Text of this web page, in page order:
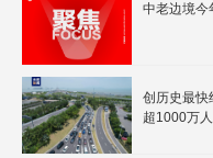
中老边境今
创历史最快
超1000万